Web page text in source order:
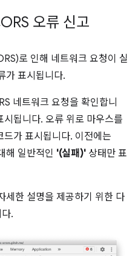
오류 신고
로 인해 네트워크 요청이 실
가 표시됩니다.
네트워크 요청을 확인합니
시됩니다. 오류 위로 마우스를
가 표시됩니다. 이전에는
해 일반적인 '(실패)' 상태만 표
세한 설명을 제공하기 위한 다
.